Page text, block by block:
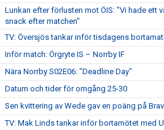
Lunkan efter förlusten mot ÖIS: "Vi hade ett
snack efter matchen"
TV: Översjös tankar inför tisdagens
Inför match: Örgryte IS – Norrby IF
Nära Norrby S02E06: "Deadline Day"
Datum och tider för omgång 25-30
Sen kvittering av Wede gav en poäng på
TV: Mak Linds tankar inför bortamötet med